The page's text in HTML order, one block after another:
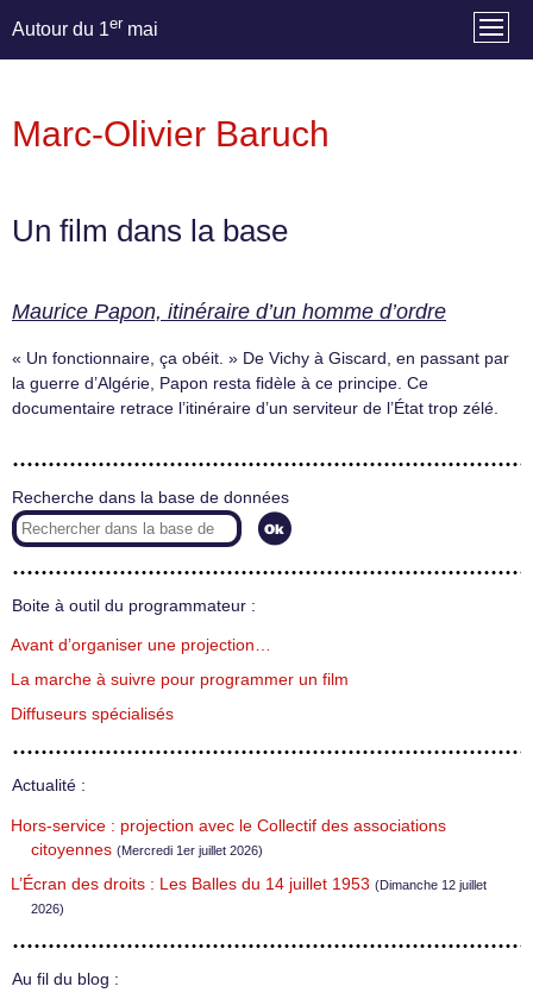
Autour du 1er mai
Marc-Olivier Baruch
Un film dans la base
Maurice Papon, itinéraire d’un homme d’ordre
« Un fonctionnaire, ça obéit. » De Vichy à Giscard, en passant par
la guerre d’Algérie, Papon resta fidèle à ce principe. Ce
documentaire retrace l’itinéraire d’un serviteur de l’État trop zélé.
Recherche dans la base de données
Boite à outil du programmateur :
Avant d’organiser une projection…
La marche à suivre pour programmer un film
Diffuseurs spécialisés
Actualité :
Hors-service : projection avec le Collectif des associations
citoyennes (Mercredi 1er juillet 2026)
L’Écran des droits : Les Balles du 14 juillet 1953 (Dimanche 12 juillet
2026)
Au fil du blog :